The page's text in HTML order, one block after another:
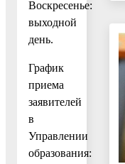
Воскресенье:
выходной
день.
График
приема
заявителей
в
Управлении
образования: